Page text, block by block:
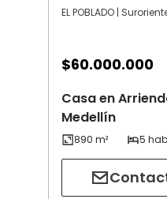
EL POBLADO |
$60.000.000
Casa en
Medellín